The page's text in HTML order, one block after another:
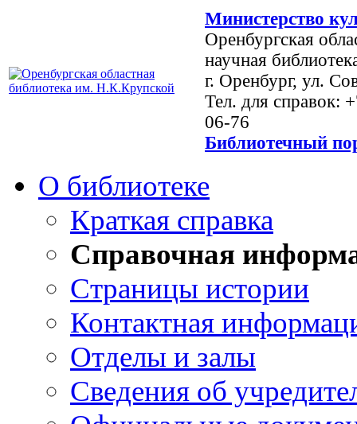
Министерство
Оренбургская
научная
г. Оренбург, ул.
Тел. для справок:
06-76
Библиотечный
О библиотеке
Краткая справка
Справочная
Страницы истории
Контактная
Отделы и залы
Сведения об